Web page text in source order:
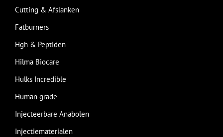
Cutting & Afslanken
Fatburners
Hgh & Peptiden
Hilma Biocare
Hulks Incredible
Human grade
Injecteerbare Anabolen
Injectiematerialen